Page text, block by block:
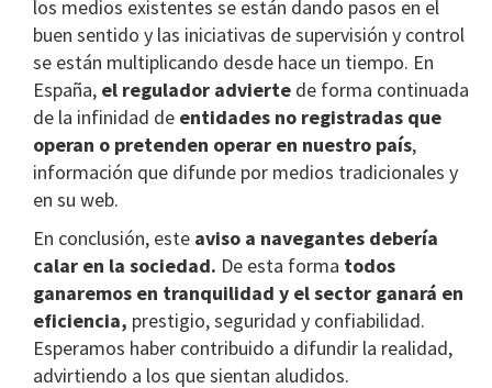
los medios existentes se están dando pasos en el
buen sentido y las iniciativas de supervisión y control
se están multiplicando desde hace un tiempo. En
España, el regulador advierte de forma continuada
de la infinidad de entidades no registradas que
operan o pretenden operar en nuestro país,
información que difunde por medios tradicionales y
en su web.
En conclusión, este aviso a navegantes debería
calar en la sociedad. De esta forma todos
ganaremos en tranquilidad y el sector ganará en
eficiencia, prestigio, seguridad y confiabilidad.
Esperamos haber contribuido a difundir la realidad,
advirtiendo a los que sientan aludidos.